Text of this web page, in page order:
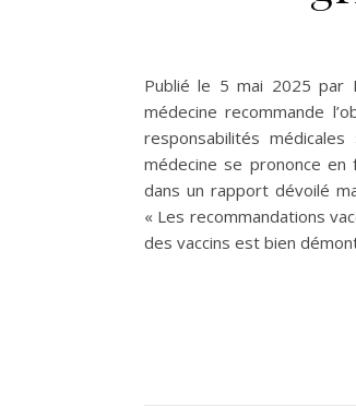
Publié le 5 mai 2025 par
médecine recommande
responsabilités
médecine se prononce en
dans un rapport dévoilé
« Les recommandations
des vaccins est bien